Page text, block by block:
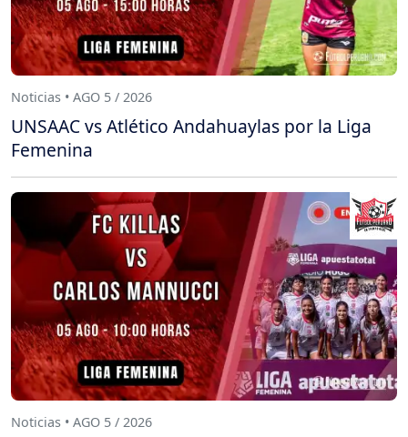
Noticias • AGO 5 / 2026
UNSAAC vs Atlético Andahuaylas por la Liga
Femenina
Noticias • AGO 5 / 2026